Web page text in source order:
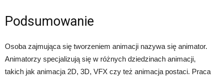
Podsumowanie
Osoba zajmująca się tworzeniem animacji nazywa się animator.
Animatorzy specjalizują się w różnych dziedzinach animacji,
takich jak animacja 2D, 3D, VFX czy też animacja postaci. Praca